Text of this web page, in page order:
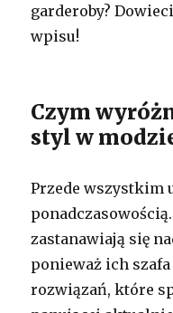
garderoby?
wpisu!
Czym
styl w
Przede wszystkim
zastanawiają się
ponieważ ich
rozwiązań, które